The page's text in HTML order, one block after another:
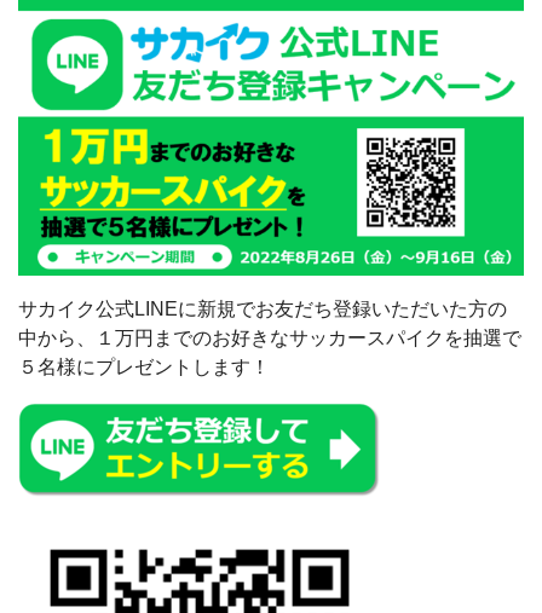
サカイク公式LINEに新規でお友だち登録いただいた方の
中から、１万円までのお好きなサッカースパイクを抽選で
５名様にプレゼントします！